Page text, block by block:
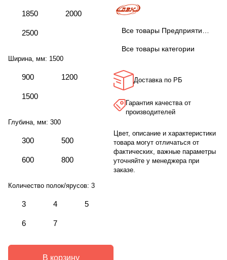
1850 2000
2500
Ширина, мм: 1500
900 1200
1500
Глубина, мм: 300
300 500
600 800
Количество полок/ярусов: 3
3 4 5
6 7
В корзину
Все товары Предприятие ДВК
Все товары категории
Доставка по РБ
Гарантия качества от
производителей
Цвет, описание и характеристики
товара могут отличаться от
фактических, важные параметры
уточняйте у менеджера при
заказе.